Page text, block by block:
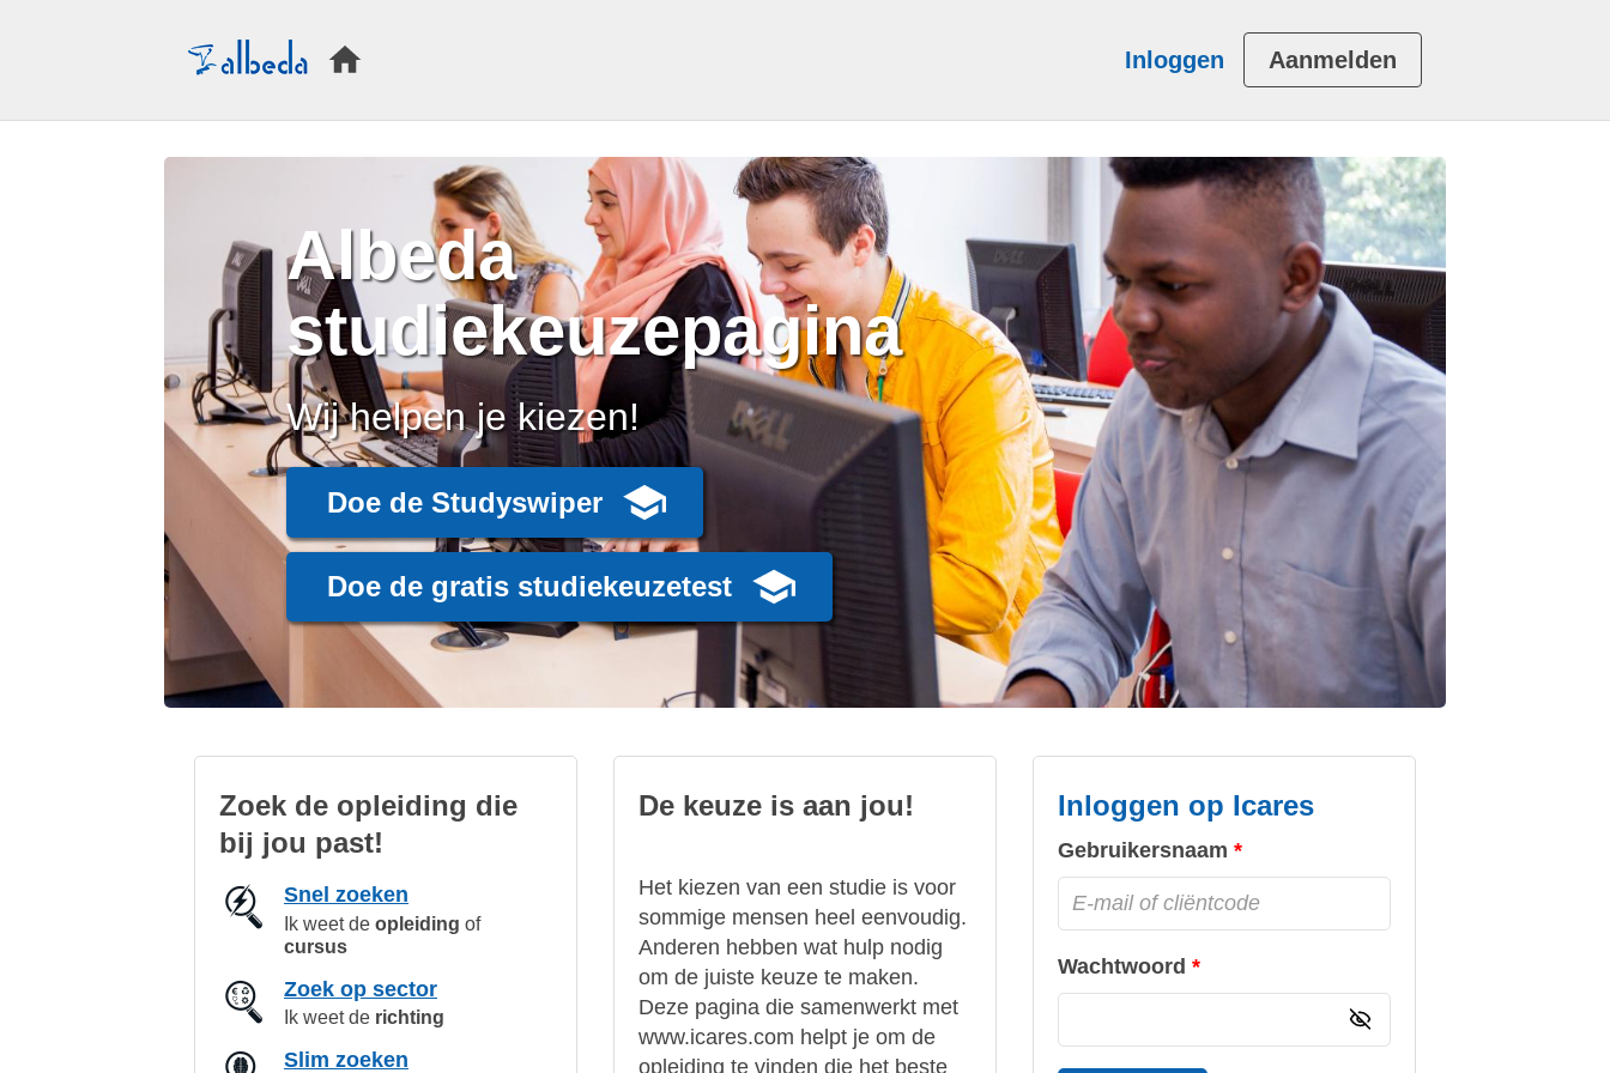
Inloggen Aanmelden
Albeda
studiekeuzepagina
Wij helpen je kiezen!
Doe de Studyswiper
Doe de gratis studiekeuzetest
Zoek de opleiding die
bij jou past!
Snel zoeken
Ik weet deopleiding of
cursus
Zoek op sector
Ik weet de richting
Slim zoeken
De keuze is aan jou!
Het kiezen van een studie is voor
sommige mensen heel eenvoudig.
Anderen hebben wat hulp nodig
om de juiste keuze te maken.
Deze pagina die samenwerkt met
www.icares.com helpt je om de
opleiding te vinden die het beste
Inloggen op Icares
Gebruikersnaam
Wachtwoord